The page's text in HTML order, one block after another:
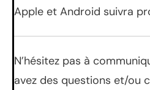
Apple et Android suivra
N’hésitez pas à
avez des questions et/ou